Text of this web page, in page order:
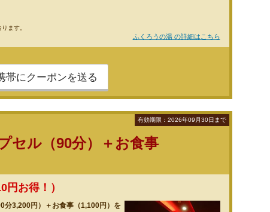
ます。
ふくろうの湯 の詳細はこちら
帯にクーポンを送る
セル（90分）＋お食事
有効期限：2026年09月30日まで
円お得！）
分3,200円）＋お食事（1,100円）を